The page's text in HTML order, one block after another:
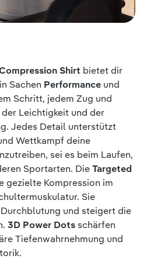
Shirt bietet dir
Sachen Performance und
Schritt, jedem Zug und
Leichtigkeit und der
Jedes Detail unterstützt
Wettkampf deine
sei es beim Laufen,
Sportarten. DieTargeted
gezielte Kompression im
Sie
und steigert die
3D Power Dotsschärfen
Tiefenwahrnehmung und